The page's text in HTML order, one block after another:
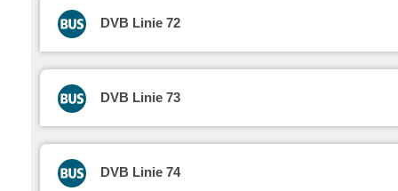
DVB Linie 72
DVB Linie 73
DVB Linie 74